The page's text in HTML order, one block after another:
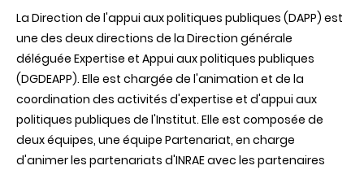
La Direction de l'appui aux politiques publiques (DAPP) est
une des deux directions de la Direction générale
déléguée Expertise et Appui aux politiques publiques
(DGDEAPP). Elle est chargée de l'animation et de la
coordination des activités d'expertise et d'appui aux
politiques publiques de l'Institut. Elle est composée de
deux équipes, une équipe Partenariat, en charge
d'animer les partenariats d'INRAE avec les partenaires